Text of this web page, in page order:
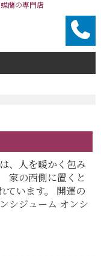
蘭の専門店
、人を暖かく包み
家の西側に置くと
ています。 開運の
シジューム オンシ